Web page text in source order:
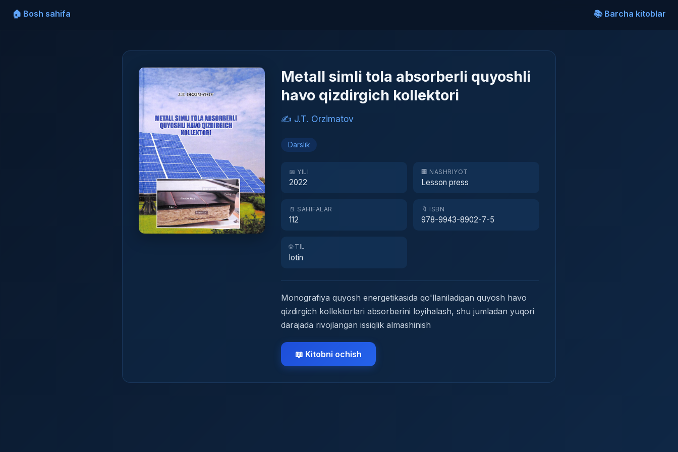
🏠 Bosh sahifa 📚 Barcha kitoblar
Metall simli tola absorberli quyoshli
havo qizdirgich kollektori
✍️ J.T. Orzimatov
Darslik
📅 YILI
2022
🏢 NASHRIYOT
Lesson press
📄 SAHIFALAR
112
🔖 ISBN
978-9943-8902-7-5
🌐 TIL
lotin
Monografiya quyosh energetikasida qo'llaniladigan quyosh havo
qizdirgich kollektorlari absorberini loyihalash, shu jumladan yuqori
darajada rivojlangan issiqlik almashinish
📖 Kitobni ochish